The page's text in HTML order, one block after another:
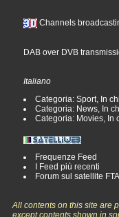
Channels
DAB over DVB
Italiano
Categoria: Sport, In
Categoria: News, In
Categoria: Movies, In
Frequenze Feed
I Feed più recenti
Forum sul satellite FTA
All contents on this site are